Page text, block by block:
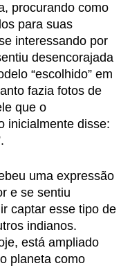
procurando como
para suas
interessando por
desencorajada
“escolhido” em
fazia fotos de
que o
inicialmente disse:
uma expressão
e se sentiu
captar esse tipo de
indianos.
está ampliado
planeta como